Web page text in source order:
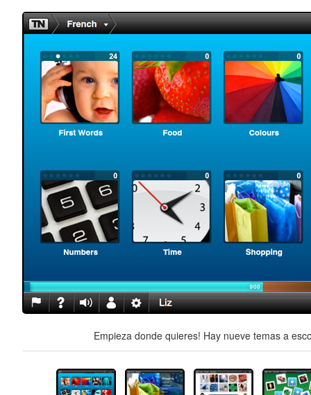
Empieza donde quieres! Hay nueve temas a